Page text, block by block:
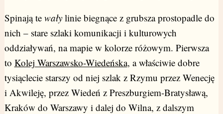
Spinają te wałylinie biegnące z grubsza prostopadle do
nich – stare szlaki komunikacji i kulturowych
oddziaływań, na mapie w kolorze różowym. Pierwsza
to Kolej Warszawsko-Wiedeńska, a właściwie dobre
tysiąclecie starszy od niej szlak z Rzymu przez Wenecję
i Akwileję, przez Wiedeń z Preszburgiem-Bratysławą,
Kraków do Warszawy i dalej do Wilna, z dalszym